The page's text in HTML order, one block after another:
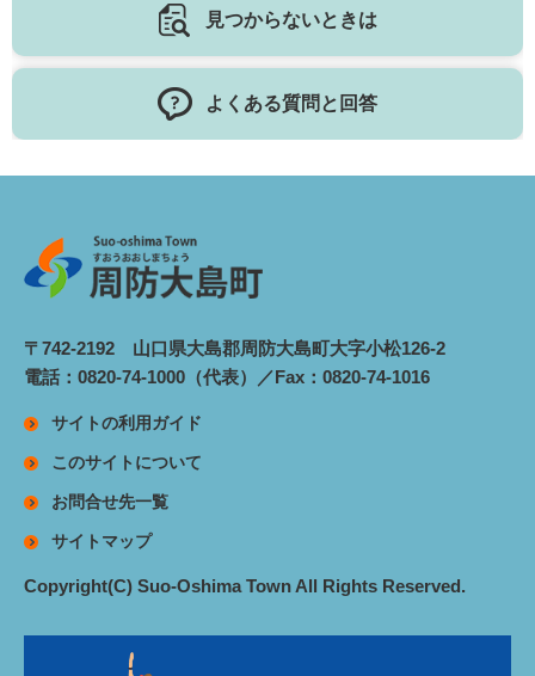
見つからないときは
よくある質問と回答
〒742-2192 山口県大島郡周防大島町大字小松126-2
電話：0820-74-1000（代表）／Fax：0820-74-1016
サイトの利用ガイド
このサイトについて
お問合せ先一覧
サイトマップ
Copyright(C) Suo-Oshima Town All Rights Reserved.